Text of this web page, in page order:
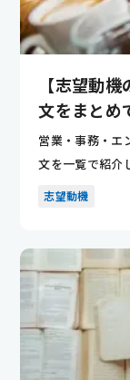
【志望動
文をまとめ
営業・事務・エ
文を一覧で紹介
ントが分かり...
志望動機